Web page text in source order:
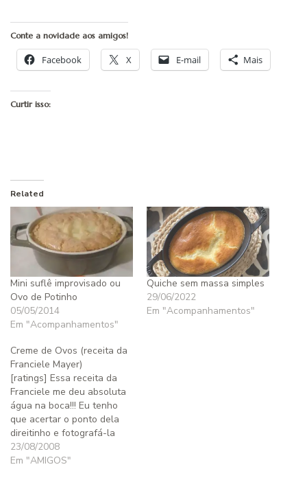
Conte a novidade aos amigos!
Facebook X E-mail Mais
Curtir isso:
Related
Mini suflê improvisado ou
Ovo de Potinho
05/05/2014
Em "Acompanhamentos"
Quiche sem massa simples
29/06/2022
Em "Acompanhamentos"
Creme de Ovos (receita da
Franciele Mayer)
[ratings] Essa receita da
Franciele me deu absoluta
água na boca!!! Eu tenho
que acertar o ponto dela
direitinho e fotografá-la
para vocês. Eu não tenho
comentários, a receita é
23/08/2008
Em "AMIGOS"